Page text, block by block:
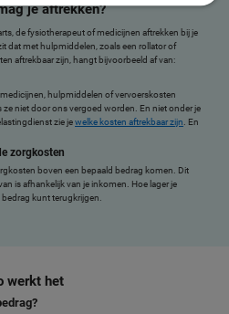
je aftrekken?
de fysiotherapeut of medicijnen aftrekken bij je
dat met hulpmiddelen, zoals een rollator of
aftrekbaar zijn, hangt bijvoorbeeld af van:
hulpmiddelen of vervoerskosten
ze niet door ons vergoed worden. En niet onder je
zie jewelke kosten aftrekbaar zijn. En
zorgkosten
boven een bepaald bedrag komen. Dit
is afhankelijk van je inkomen. Hoe lager je
bedrag kunt terugkrijgen.
werkt het